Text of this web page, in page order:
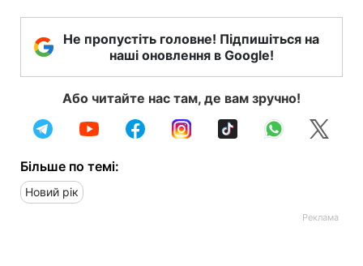
Не пропустіть головне! Підпишіться на
наші оновлення в Google!
Або читайте нас там, де вам зручно!
Більше по темі:
Новий рік